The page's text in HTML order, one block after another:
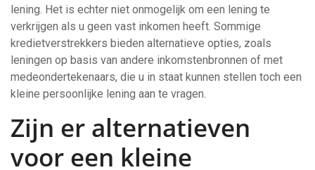
lening. Het is echter niet onmogelijk om een lening te
verkrijgen als u geen vast inkomen heeft. Sommige
kredietverstrekkers bieden alternatieve opties, zoals
leningen op basis van andere inkomstenbronnen of met
medeondertekenaars, die u in staat kunnen stellen toch een
kleine persoonlijke lening aan te vragen.
Zijn er alternatieven
voor een kleine